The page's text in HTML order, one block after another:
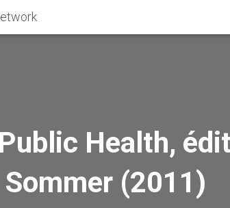
Health,
(2011)